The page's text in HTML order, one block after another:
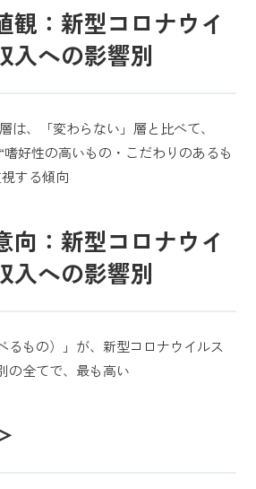
観：新型コロナウイ
入への影響別
は、「変わらない」層と比べて、
嗜好性の高いもの・こだわりのあるも
する傾向
向：新型コロナウイ
入への影響別
るもの）」が、新型コロナウイルス
の全てで、最も高い